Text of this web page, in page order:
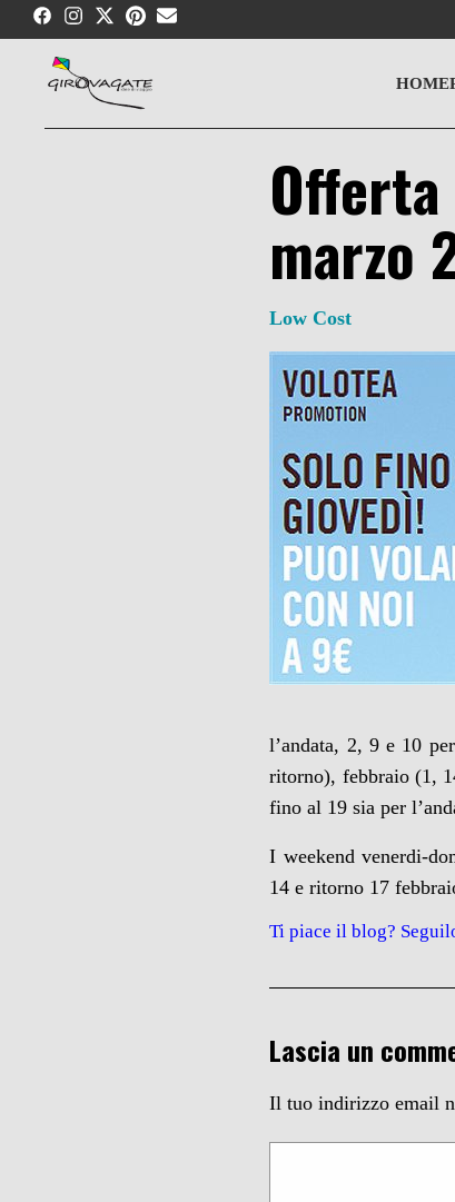
Skip
content
marzo
Low Cost
l’andata, 2, 9 e 10
ritorno), febbraio (1,
fino al 19 sia per
I weekend venerdi-
14 e ritorno 17
Ti piace il blog?
Lascia un
Il tuo indirizzo email